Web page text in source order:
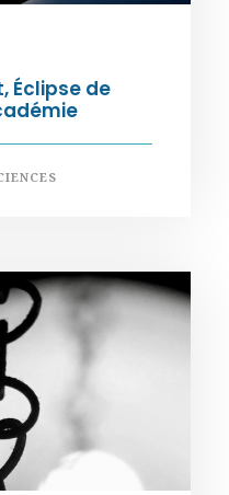
Éclipse de